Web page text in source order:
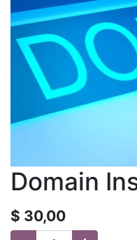
Domain
$ 30,00